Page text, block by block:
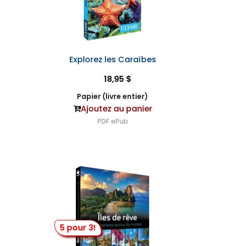
Explorez les Caraïbes
18,95 $
Papier (livre entier)
Ajoutez au panier
PDF ePub
5 pour 3!